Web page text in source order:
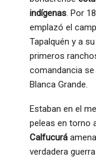
indígenas. Por
emplazó el
Tapalquén y a
primeros
comandancia
Blanca Grande.
Estaban en el
peleas en torno
Calfucurá
verdadera